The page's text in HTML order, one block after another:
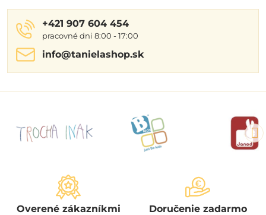
+421 907 604 454
pracovné dni 8:00 - 17:00
info​@tanielashop​.sk
Overené zákazníkmi Doručenie zadarmo